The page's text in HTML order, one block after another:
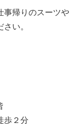
事帰りのスーツや
い。
歩２分